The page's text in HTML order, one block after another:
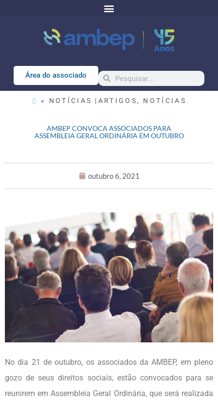
Área do associado
« NOTÍCIAS | ARTIGOS , NOTÍCIAS
AMBEP CONVOCA ASSOCIADOS PARA
ASSEMBLEIA GERAL ORDINÁRIA EM OUTUBRO
outubro 6, 2021
No dia 21 de outubro, os associados da AMBEP, em pleno
gozo de seus direitos sociais, estão convocados para se
reunirem em Assembleia Geral Ordinária, que será realizada